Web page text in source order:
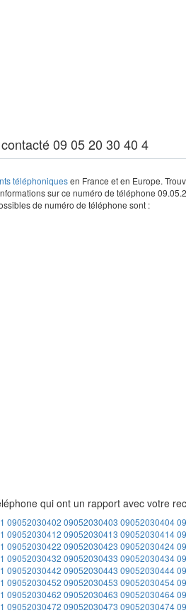
09 05 20 30 40 4
téléphoniquesen France et en Europe.
sur ce numéro de téléphone
de numéro de téléphone sont :
qui ont un rapport avec votre
09052030402 09052030403 09052030404
09052030412 09052030413 09052030414
09052030422 09052030423 09052030424
09052030432 09052030433 09052030434
09052030442 09052030443 09052030444
09052030452 09052030453 09052030454
09052030462 09052030463 09052030464
09052030472 09052030473 09052030474